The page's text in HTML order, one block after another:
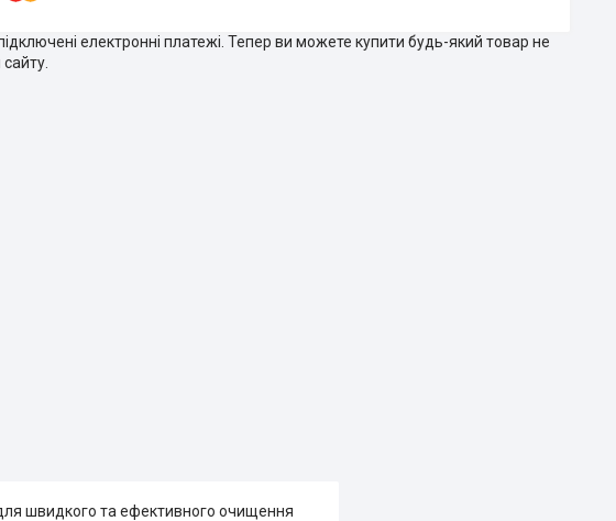
електронні платежі. Тепер ви можете купити будь-який товар не
швидкого та ефективного очищення